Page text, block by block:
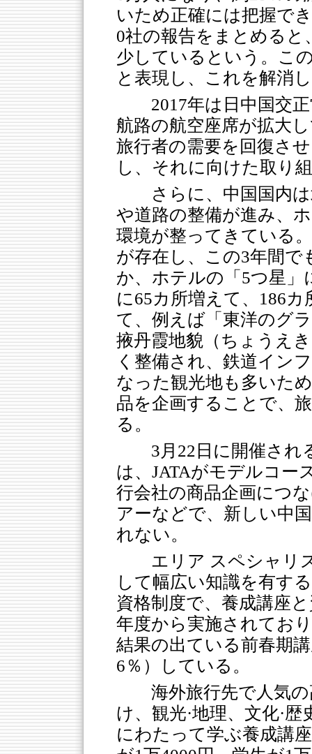
いため正確には把握で
0社の報告をまとめると
少しているという。こ
と表現し、これを解消
2017年は日中国交
航路の航空座席が拡大
旅行者の需要を回復さ
し、それに向けた取り
さらに、中国国内
や道路の整備が進み、
環境が整ってきている
が存在し、この3年間
か、ホテルの「5つ星」
に65カ所増えて、186
て、例えば「東洋のグ
掖丹霞地貌（ちょうえ
く整備され、鉄道イン
なった観光地も多いた
品を企画することで、
る。
3月22日に開催され
は、JATAがモデルコー
行会社の商品企画につ
アーなどで、新しい中
れない。
エリア スペシャリ
して幅広い知識を有す
資格制度で、養成講座
年度から実施されてお
結果の出ている前春期
6％）している。
海外旅行先で人気
け、観光·地理、文化·
にわたって学ぶ養成講